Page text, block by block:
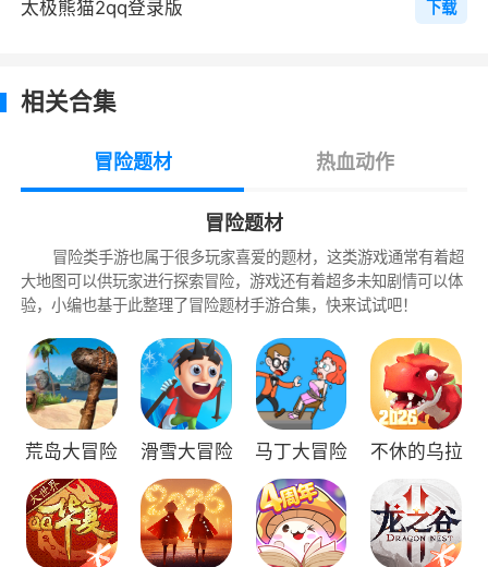
伦，封入了无限的时间轮回之中，并利用珈蓝为
熊猫潘达误入伊瓦兰斯大陆，族人为寻找
梦魇之神受到重创，穿越回300年前养精蓄锐。
宠物分为多种类型和星级，不同类型的宠物
属性偏向不同。玩家通过消耗特有宠物食物，可
对宠物升级操作，宠物等级越高，属性越强。
玩家通过消耗宠物、进阶丹和金币，可对宠
物进阶，进阶后的宠物获得更强力属性，但宠物
进阶需满足一定的宠物等级。宠物属性的资质影
响宠物属性（升级、进阶和阵法属性），其资质
越高，属性越高，资质评级为S、A、B、C、D五
种类型，资质总评级为所有资质的总效果评级。
太极熊猫2qq登录版 下载
相关合集
冒险题材 热血动作
冒险题材
冒险类手游也属于很多玩家喜爱的题材，这类游戏通常有着超
大地图可以供玩家进行探索冒险，游戏还有着超多未知剧情可以体
验，小编也基于此整理了冒险题材手游合集，快来试试吧！
荒岛大冒险 滑雪大冒险 马丁大冒险
不休的乌拉
拉